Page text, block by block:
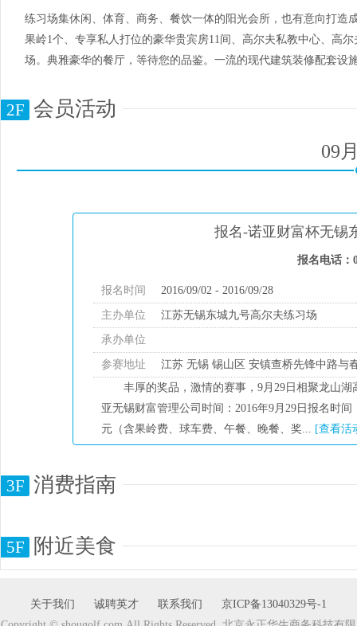
练习场集休闲、体育、商务、餐饮一体的阳光会所，也有意向打
果岭1个、专享私人打位的豪华贵宾房11间、高尔夫私教中心、高
场。典雅豪华的餐厅，等待您的品鉴。一流的现代建筑装修配套设
2F 会员活动
09
报名-诺亚财富杯无锡
报名电话：
报名时间 2016/09/02 - 2016/09/28
主办单位 江苏无锡东城九号高尔夫练习场
承办单位
参赛地址
江苏 无锡 锡山区 安镇查桥先锋中路与
丰厚的奖品，激情的赛事，9月29日相聚龙山
亚无锡财富管理公司时间：2016年9月29日报名时
元（含果岭费、球车费、午餐、晚餐、奖... [查看活
3F 消费指南
5F 附近美食
关于我们 诚聘英才 联系我们
京ICP备13040329号-1